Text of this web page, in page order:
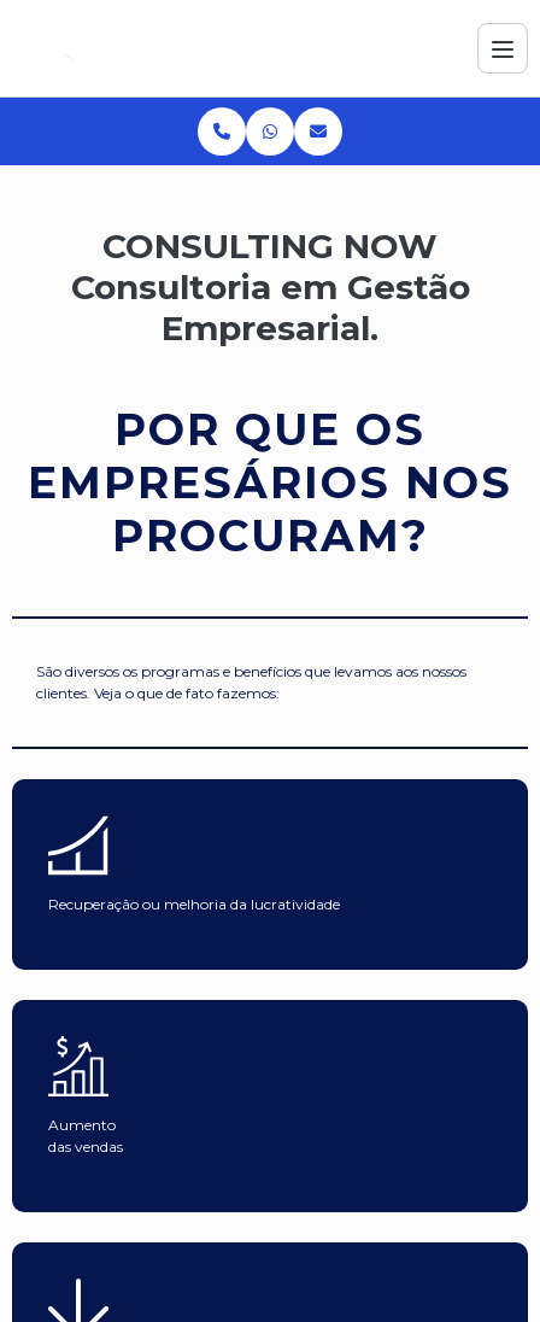
CONSULTING NOW
Consultoria em Gestão
Empresarial.
POR QUE OS
EMPRESÁRIOS NOS
PROCURAM?
São diversos os programas e benefícios que levamos aos nossos
clientes. Veja o que de fato fazemos:
Recuperação ou melhoria da lucratividade
Aumento
das vendas